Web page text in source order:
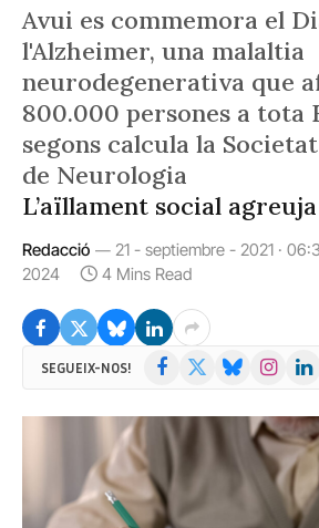
Avui es commemora el
l'Alzheimer, una malaltia
neurodegenerativa que
800.000 persones a tota
segons calcula la
de Neurologia
L’aïllament social
Redacció 21 - septiembre - 2021 ·
2024
4 Mins Read
SEGUEIX-NOS! Facebook BlueskyInstagram